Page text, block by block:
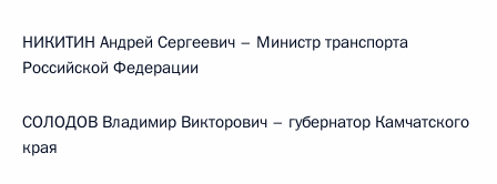
НИКИТИН Андрей Сергеевич – Министр транспорта
Российской Федерации
СОЛОДОВ Владимир Викторович – губернатор Камчатского
края